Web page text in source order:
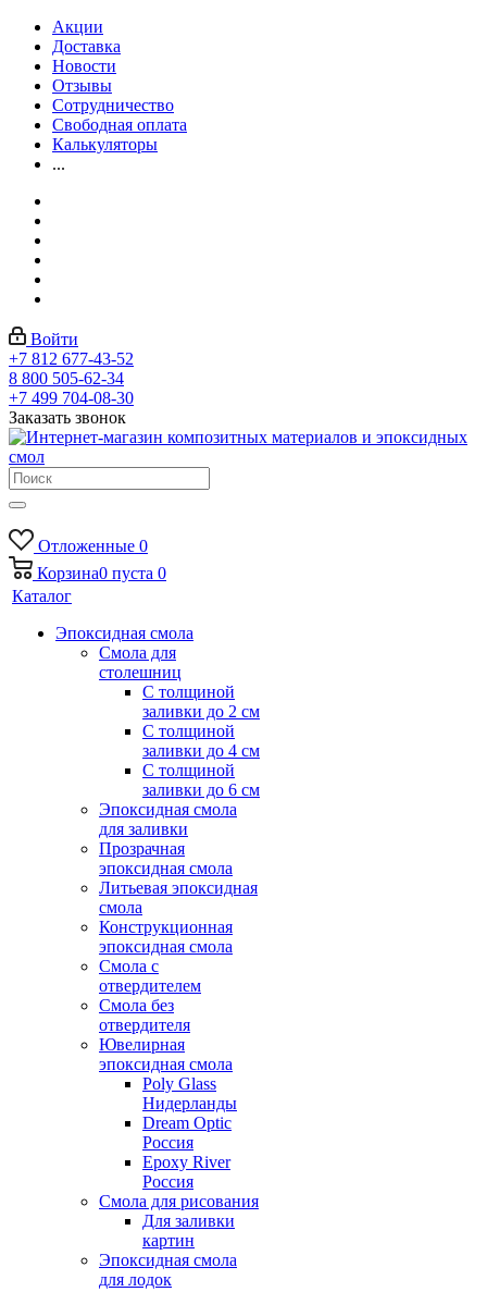
Акции
Доставка
Новости
Отзывы
Сотрудничество
Свободная оплата
Калькуляторы
...
Войти
+7 812 677-43-52
8 800 505-62-34
+7 499 704-08-30
Заказать звонок
Отложенные 0
Корзина0 пуста 0
Каталог
Эпоксидная смола
Смола для
столешниц
С толщиной
заливки до 2 см
С толщиной
заливки до 4 см
С толщиной
заливки до 6 см
Эпоксидная смола
для заливки
Прозрачная
эпоксидная смола
Литьевая эпоксидная
смола
Конструкционная
эпоксидная смола
Смола с
отвердителем
Смола без
отвердителя
Ювелирная
эпоксидная смола
Poly Glass
Нидерланды
Dream Optic
Россия
Epoxy River
Россия
Смола для рисования
Для заливки
картин
Эпоксидная смола
для лодок